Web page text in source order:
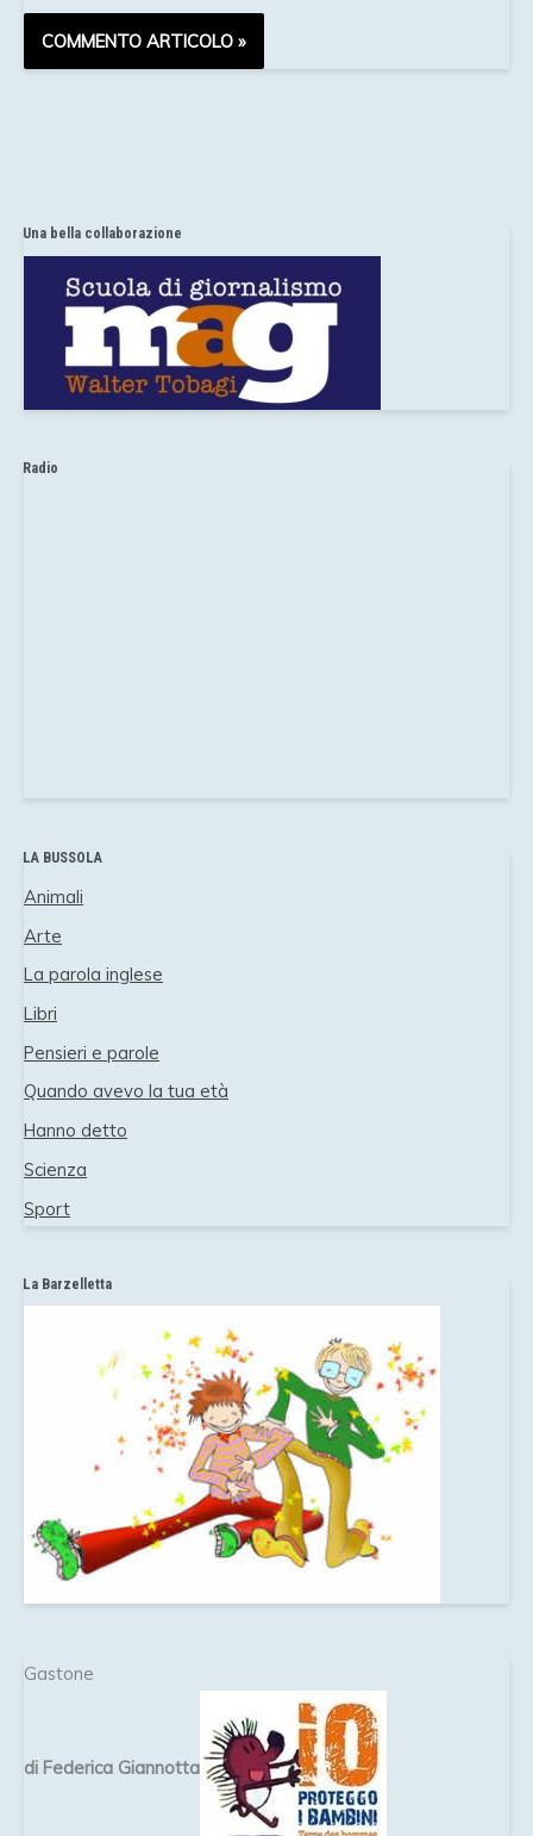
Una bella collaborazione
Radio
LA BUSSOLA
Animali
Arte
La parola inglese
Libri
Pensieri e parole
Quando avevo la tua età
Hanno detto
Scienza
Sport
La Barzelletta
Gastone
di Federica Giannotta